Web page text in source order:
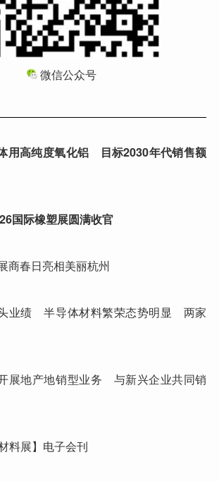
微信公众号
用高纯度氧化铝 目标2030年代销售额
国际橡塑展圆满收官
商春日亮相美丽杭州
业绩 半导体材料繁荣态势明显 两家
展地产地销型业务 与新兴企业共同销
料展】电子会刊